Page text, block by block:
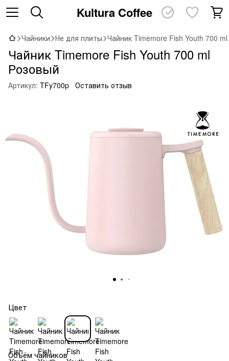
Kultura Coffee
Чайники Не для плиты Чайник Timemore Fish Youth 700
Чайник Timemore Fish Youth 700 ml
Розовый
Артикул: TFy700p Оставить отзыв
Цвет
Объём чайников